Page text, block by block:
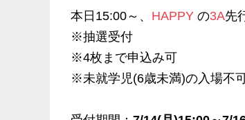
本日15:00～、 HAPPY の3A先
※抽選受付
※4枚まで申込み可
※未就学児(6歳未満)の入場不